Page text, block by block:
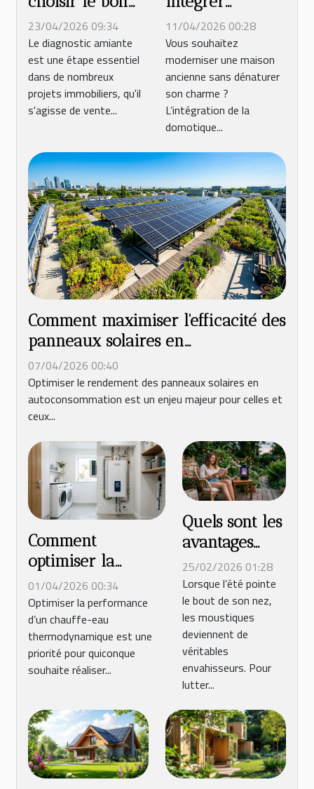
expert pour
votre diagnostic
amiante ?
23/04/2026 09:34
Le diagnostic amiante
est une étape essentiel
dans de nombreux
projets immobiliers, qu'il
s'agisse de vente...
efficacement la
domotique dans
les anciennes
constructions ?
11/04/2026 00:28
Vous souhaitez
moderniser une maison
ancienne sans dénaturer
son charme ?
L’intégration de la
domotique...
Comment maximiser l'efficacité des
panneaux solaires en
autoconsommation ?
07/04/2026 00:40
Optimiser le rendement des panneaux solaires en
autoconsommation est un enjeu majeur pour celles et
ceux...
Comment
optimiser la
performance de
votre chauffe-eau
thermodynamique
?
01/04/2026 00:34
Optimiser la performance
d’un chauffe-eau
thermodynamique est une
priorité pour quiconque
souhaite réaliser...
Quels sont les
avantages
écologiques
des lampes
anti
moustique ?
25/02/2026 01:28
Lorsque l’été pointe
le bout de son nez,
les moustiques
deviennent de
véritables
envahisseurs. Pour
lutter...